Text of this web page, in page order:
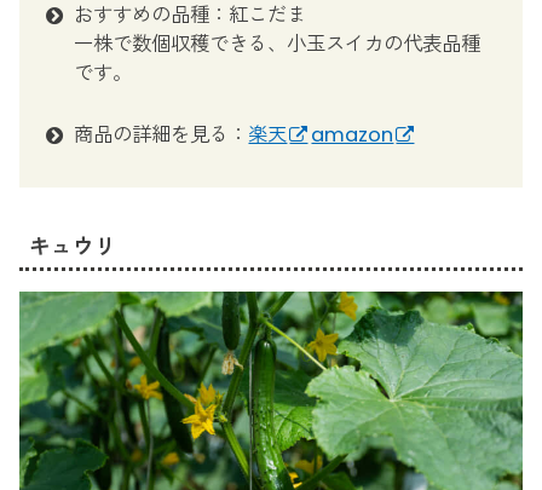
おすすめの品種：紅こだま
一株で数個収穫できる、小玉スイカの代表品種
です。
商品の詳細を見る： 楽天 amazon
キュウリ